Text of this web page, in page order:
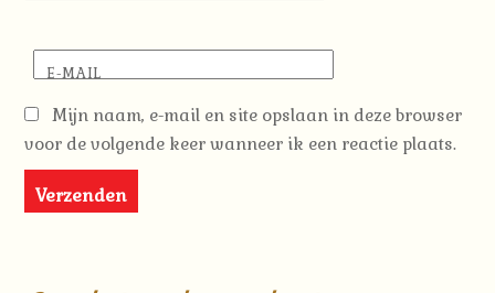
E-MAIL
Mijn naam, e-mail en site opslaan in deze browser
voor de volgende keer wanneer ik een reactie plaats.